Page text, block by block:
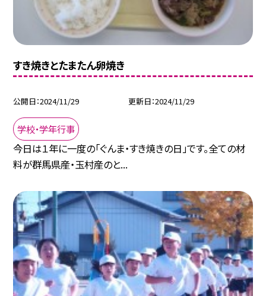
すき焼きとたまたん卵焼き
公開日 2024/11/29 更新日 2024/11/29
学校・学年行事
今日は１年に一度の「ぐんま・すき焼きの日」です。全ての材
料が群馬県産・玉村産のと...